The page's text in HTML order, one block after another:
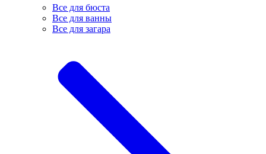
Все для бюста
Все для ванны
Все для загара